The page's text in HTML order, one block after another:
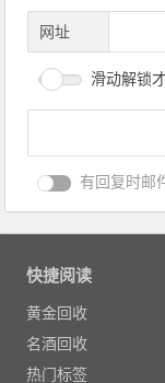
网址
滑动解锁
有回复时邮
快捷阅读
黄金回收
名酒回收
热门标签